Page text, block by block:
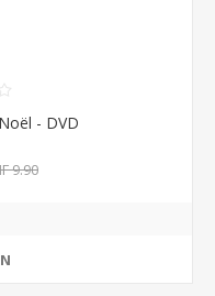
- DVD
9.90